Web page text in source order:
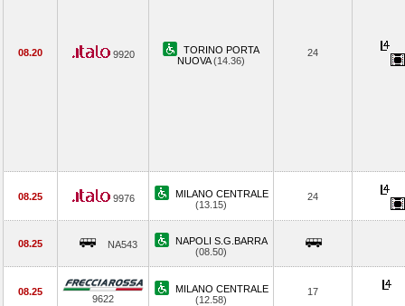
08.20 9920
TORINO PORTA
NUOVA(14.36)
24
08.25 9976
MILANO CENTRALE
(13.15)
24
08.25 NA543
NAPOLI S.G.BARRA
(08.50)
08.25
9622
MILANO CENTRALE
(12.58)
17